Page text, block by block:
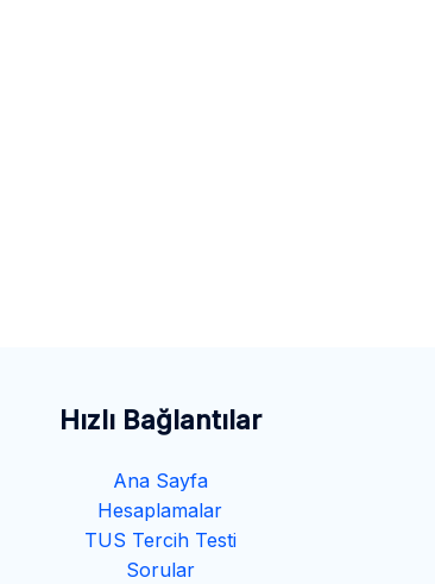
Hızlı Bağlantılar
Ana Sayfa
Hesaplamalar
TUS Tercih Testi
Sorular